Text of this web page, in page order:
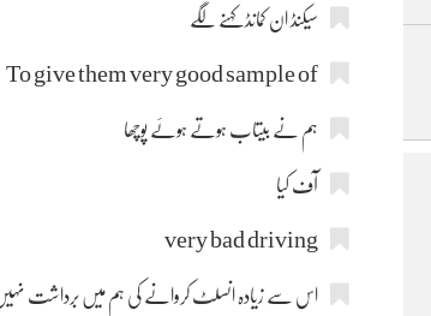
سیکنڈ ان کمانڈ کہنے لگے
To give them very good sample of
ہم نے بیتاب ہوتے ہوئے پوچھا
آف کیا
very bad driving
اس سے زیادہ انسلٹ کروانے کی ہم میں برداشت